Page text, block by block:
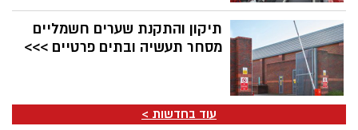
הלאומי נמצא ברמה נמוכה ומדאיגה, בעוד
הצורך במנות דם עבור חולי סרטן, יולדות,
פצועי תאונות דרכים, פצועי צה”ל ומטופלים
תיקון והתקנת שערים חשמליים
מסחר תעשיה ובתים פרטיים >>>
עוד בחדשות >